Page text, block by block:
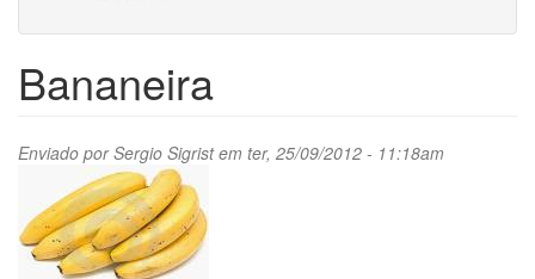
Bananeira
Enviado porSergio Sigristem ter, 25/09/2012 - 11:18am